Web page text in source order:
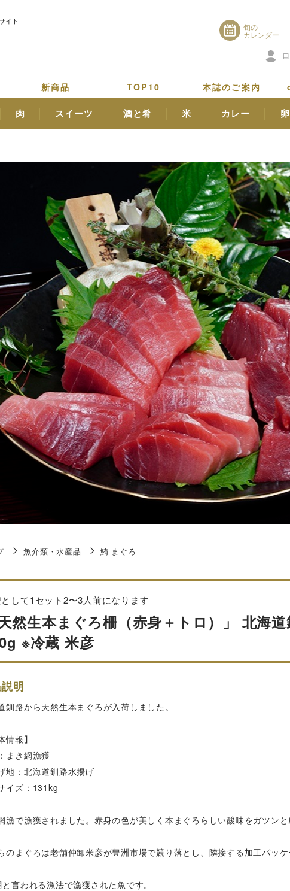
イト
旬の
カレンダー
新商品 TOP10 本誌のご案内
肉 スイーツ 酒と肴 米 カレー
魚介類・水産品 鮪 まぐろ
として1セット2〜3人前になります
天然生本まぐろ柵（赤身＋トロ）」 北海
※冷蔵 米彦
明
釧路から天然生本まぐろが入荷しました。
情報】
まき網漁獲
地：北海道釧路水揚げ
イズ：131kg
漁で漁獲されました。赤身の色が美しく本まぐろらしい酸味をガツン
のまぐろは老舗仲卸米彦が豊洲市場で競り落とし、隣接する加工パッ
言われる漁法で漁獲された魚です。